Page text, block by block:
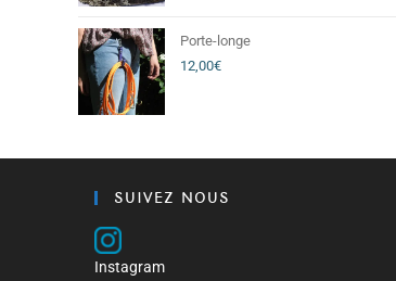
Porte-longe
12,00€
SUIVEZ NOUS
Instagram